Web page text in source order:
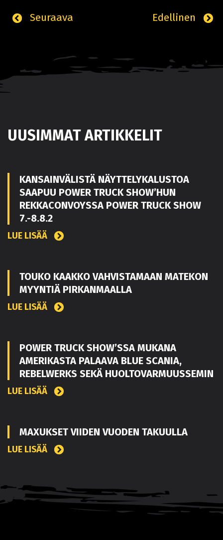
Edellinen
Seuraava
UUSIMMAT ARTIKKELIT
KANSAINVÄLISTÄ NÄYTTELYKALUSTOA
SAAPUU POWER TRUCK SHOW’HUN
REKKACONVOYSSA POWER TRUCK SHOW
7.-8.8.2
LUE LISÄÄ
TOUKO KAAKKO VAHVISTAMAAN MATEKON
MYYNTIÄ PIRKANMAALLA
LUE LISÄÄ
POWER TRUCK SHOW’SSA MUKANA
AMERIKASTA PALAAVA BLUE SCANIA,
REBELWERKS SEKÄ HUOLTOVARMUUSSEMIN
LUE LISÄÄ
MAXUKSET VIIDEN VUODEN TAKUULLA
LUE LISÄÄ